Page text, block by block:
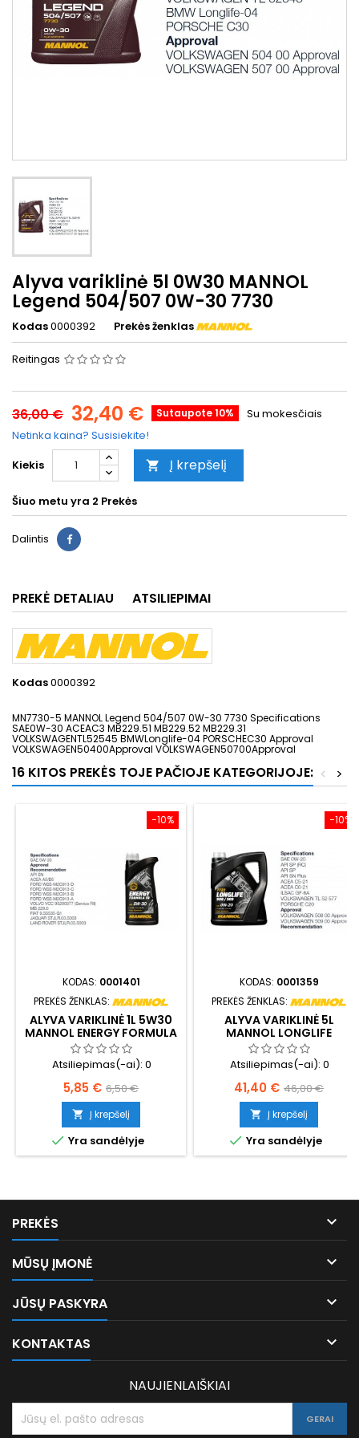
Alyva variklinė 5l 0W30 MANNOL
Legend 504/507 0W-30 7730
Kodas0000392 Prekės ženklas
Reitingas
36,00 € 32,40 € Sutaupote 10%
Su mokesčiais
Netinka kaina? Susisiekite!
Kiekis
 Į krepšelį
Šiuo metu yra 2 Prekės
Dalintis
PREKĖ DETALIAU ATSILIEPIMAI
Kodas0000392
MN7730-5 MANNOL Legend 504/507 0W-30 7730 Specifications
SAE0W-30 ACEAC3 MB229.51 MB229.52 MB229.31
VOLKSWAGENTL52545 BMWLonglife-04 PORSCHEC30 Approval
VOLKSWAGEN50400Approval VOLKSWAGEN50700Approval
16 KITOS PREKĖS TOJE PAČIOJE KATEGORIJOJE: >
<
−10%
KODAS: 0001401
PREKĖS ŽENKLAS:
ALYVA VARIKLINĖ 1L 5W30
MANNOL ENERGY FORMULA
FR 7707
Atsiliepimas(-ai): 0
Kaina
5,85 € Bazinė
kaina
6,50 €
 Į krepšelį
 Yra sandėlyje
−10%
KODAS: 0001359
PREKĖS ŽENKLAS:
ALYVA VARIKLINĖ 5L
MANNOL LONGLIFE
508/509 0W20 7722
Atsiliepimas(-ai): 0
Kaina
41,40 € Bazinė
kaina
46,00 €
 Į krepšelį
 Yra sandėlyje
PREKĖS 
MŪSŲ ĮMONĖ 
JŪSŲ PASKYRA 
KONTAKTAS 
NAUJIENLAIŠKIAI